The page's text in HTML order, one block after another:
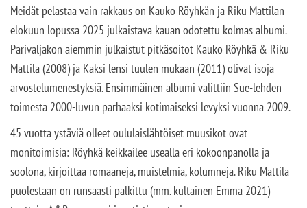
Meidät pelastaa vain rakkaus on Kauko Röyhkän ja Riku Mattilan
elokuun lopussa 2025 julkaistava kauan odotettu kolmas albumi.
Parivaljakon aiemmin julkaistut pitkäsoitot Kauko Röyhkä & Riku
Mattila (2008) ja Kaksi lensi tuulen mukaan (2011) olivat isoja
arvostelumenestyksiä. Ensimmäinen albumi valittiin Sue-lehden
toimesta 2000-luvun parhaaksi kotimaiseksi levyksi vuonna 2009.
45 vuotta ystäviä olleet oululaislähtöiset muusikot ovat
monitoimisia: Röyhkä keikkailee usealla eri kokoonpanolla ja
soolona, kirjoittaa romaaneja, muistelmia, kolumneja. Riku Mattila
puolestaan on runsaasti palkittu (mm. kultainen Emma 2021)